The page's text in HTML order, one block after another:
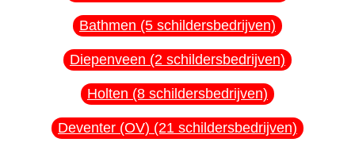
Bathmen (5 schildersbedrijven)
Diepenveen (2 schildersbedrijven)
Holten (8 schildersbedrijven)
Deventer (OV) (21 schildersbedrijven)